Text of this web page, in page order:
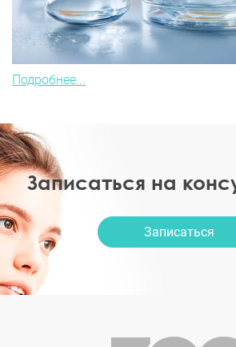
Подробнее...
Записаться на
Записаться